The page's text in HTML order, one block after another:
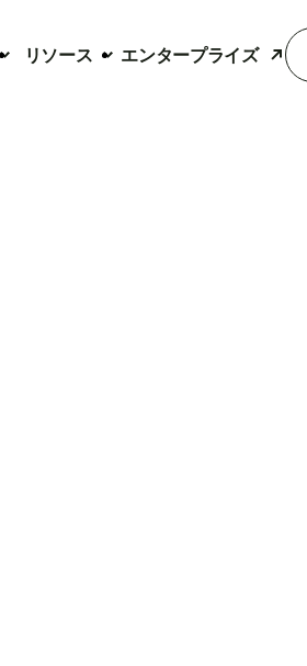
リソース エンタープライズ